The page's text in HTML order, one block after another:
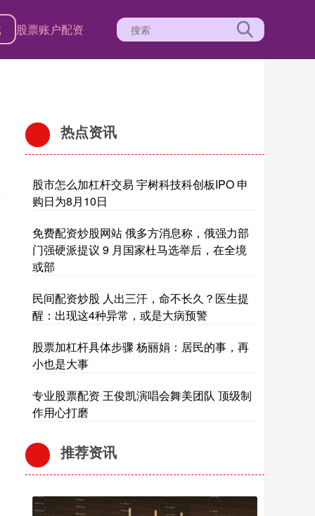
股票账户配资
热点资讯
股市怎么加杠杆交易 宇树科技科创板IPO 申
购日为8月10日
免费配资炒股网站 俄多方消息称，俄强力部
门强硬派提议 9 月国家杜马选举后，在全境
或部
民间配资炒股 人出三汗，命不长久？医生提
醒：出现这4种异常，或是大病预警
股票加杠杆具体步骤 杨丽娟：居民的事，再
小也是大事
专业股票配资 王俊凯演唱会舞美团队 顶级制
作用心打磨
推荐资讯